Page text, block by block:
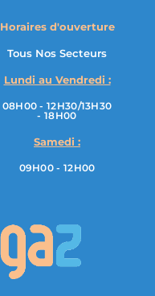
Horaires d'ouverture
Tous Nos Secteurs
Lundi au Vendredi :
08H00 - 12H30/13H30
- 18H00
Samedi :
09H00 - 12H00